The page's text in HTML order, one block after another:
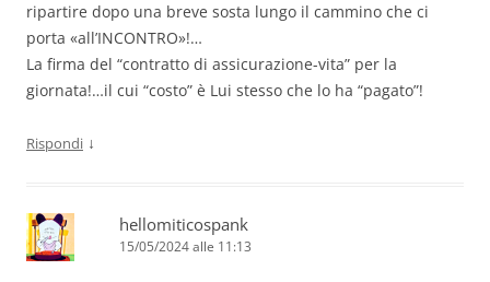
ripartire dopo una breve sosta lungo il cammino che ci
porta «all’INCONTRO»!…
La firma del “contratto di assicurazione-vita” per la
giornata!…il cui “costo” è Lui stesso che lo ha “pagato”!
Rispondi ↓
hellomiticospank
15/05/2024 alle 11:13